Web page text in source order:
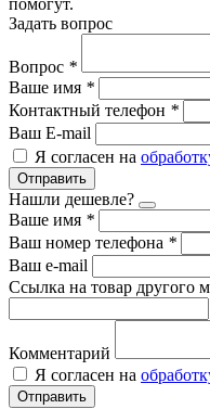
Задать вопрос
Вопрос *
Ваше имя *
Контактный телефон *
Ваш E-mail
Я согласен на
Отправить
Нашли дешевле?
Ваше имя *
Ваш номер телефона *
Ваш e-mail
Ссылка на товар другого
Комментарий
Я согласен на
Отправить